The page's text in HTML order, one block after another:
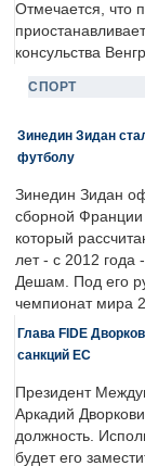
Отмечается, что
консульства
СПОРТ
Зинедин Зидан
футболу
Зинедин Зидан
сборной Франции
который
лет - с 2012 года
Дешам. Под его
чемпионат мира
Глава FIDE
санкций ЕС
Президент
Аркадий
должность.
будет его